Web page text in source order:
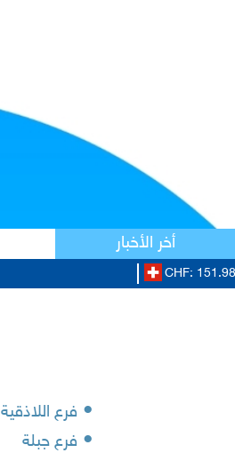
أخر الأخبار
CHF:
• فرع اللاذقية
• فرع جبلة